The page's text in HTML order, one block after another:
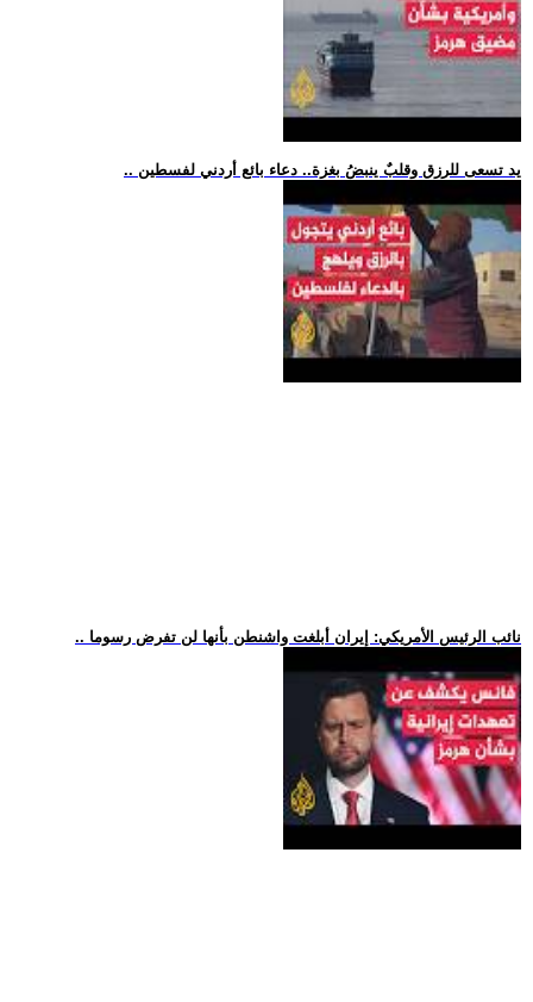
.. يد تسعى للرزق وقلبٌ ينبضُ بغزة.. دعاء بائع أردني لفسطين
.. نائب الرئيس الأمريكي: إيران أبلغت واشنطن بأنها لن تفرض رسوما